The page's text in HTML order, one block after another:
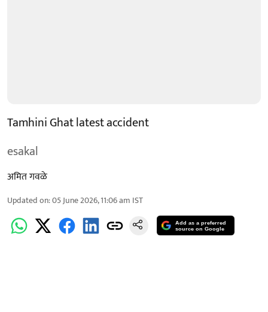
Tamhini Ghat latest accident
esakal
अमित गवळे
Updated on:05 June 2026, 11:06 am IST
Add as a preferred
source on Google